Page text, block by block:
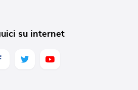
su internet